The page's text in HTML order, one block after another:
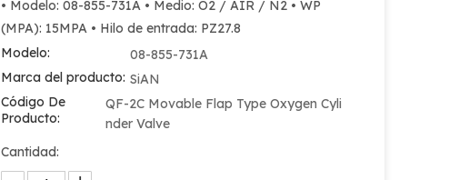
• Modelo: 08-855-731A • Medio: O2 / AIR / N2 • WP
(MPA): 15MPA • Hilo de entrada: PZ27.8
Modelo:
08-855-731A
Marca del producto: SiAN
Código De
Producto:
QF-2C Movable Flap Type Oxygen Cyli
nder Valve
Cantidad: